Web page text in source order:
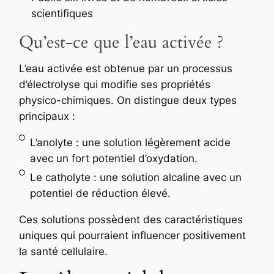
scientifiques
Qu’est-ce que l’eau activée ?
L’eau activée est obtenue par un processus
d’électrolyse qui modifie ses propriétés
physico-chimiques. On distingue deux types
principaux :
L’anolyte : une solution légèrement acide
avec un fort potentiel d’oxydation.
Le catholyte : une solution alcaline avec un
potentiel de réduction élevé.
Ces solutions possèdent des caractéristiques
uniques qui pourraient influencer positivement
la santé cellulaire.